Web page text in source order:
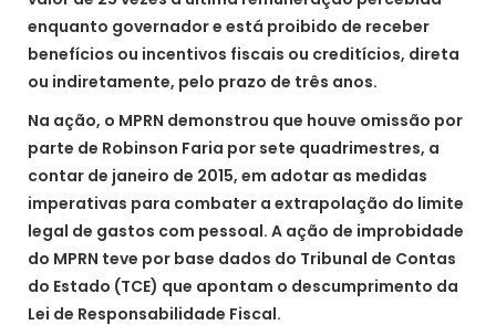
enquanto governador e está proibido de receber
benefícios ou incentivos fiscais ou creditícios, direta
ou indiretamente, pelo prazo de três anos.
Na ação, o MPRN demonstrou que houve omissão por
parte de Robinson Faria por sete quadrimestres, a
contar de janeiro de 2015, em adotar as medidas
imperativas para combater a extrapolação do limite
legal de gastos com pessoal. A ação de improbidade
do MPRN teve por base dados do Tribunal de Contas
do Estado (TCE) que apontam o descumprimento da
Lei de Responsabilidade Fiscal.